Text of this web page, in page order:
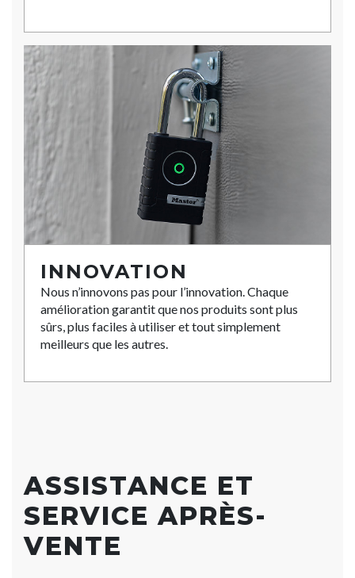
INNOVATION
Nous n’innovons pas pour l’innovation. Chaque
amélioration garantit que nos produits sont plus
sûrs, plus faciles à utiliser et tout simplement
meilleurs que les autres.
ASSISTANCE ET
SERVICE APRÈS-
VENTE